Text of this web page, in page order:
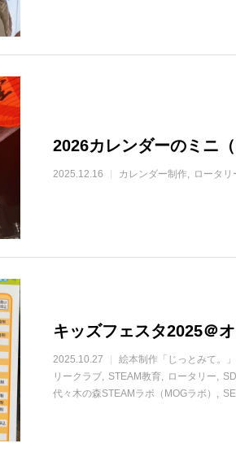
2026カレンダーのミニ（
2025.12.16 カレンダー制作 ロータリ
キッズフェスタ2025＠
2025.10.27 絵本制作「じっとみて。」
リークラブ
STEAM教育 ロータリー
代々木の森STEAMラボ（MOGラボ）